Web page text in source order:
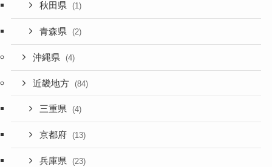
秋田県 (1)
青森県 (2)
沖縄県 (4)
近畿地方 (84)
三重県 (4)
京都府 (13)
兵庫県 (23)